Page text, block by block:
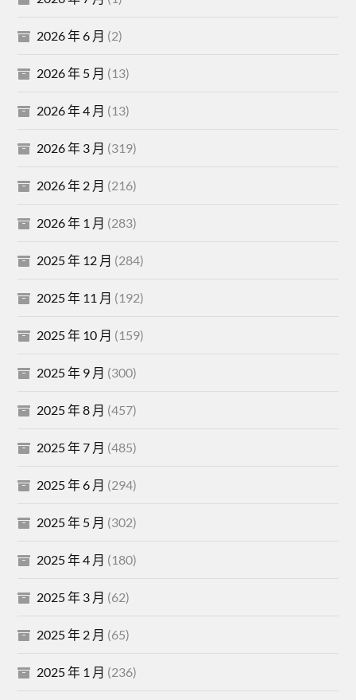
2026 年 6 月 (2)
2026 年 5 月 (13)
2026 年 4 月 (13)
2026 年 3 月 (319)
2026 年 2 月 (216)
2026 年 1 月 (283)
2025 年 12 月 (284)
2025 年 11 月 (192)
2025 年 10 月 (159)
2025 年 9 月 (300)
2025 年 8 月 (457)
2025 年 7 月 (485)
2025 年 6 月 (294)
2025 年 5 月 (302)
2025 年 4 月 (180)
2025 年 3 月 (62)
2025 年 2 月 (65)
2025 年 1 月 (236)